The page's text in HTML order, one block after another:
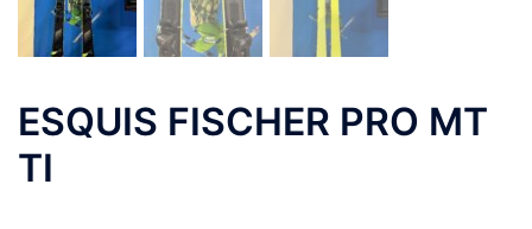
ESQUIS FISCHER PRO MT
TI